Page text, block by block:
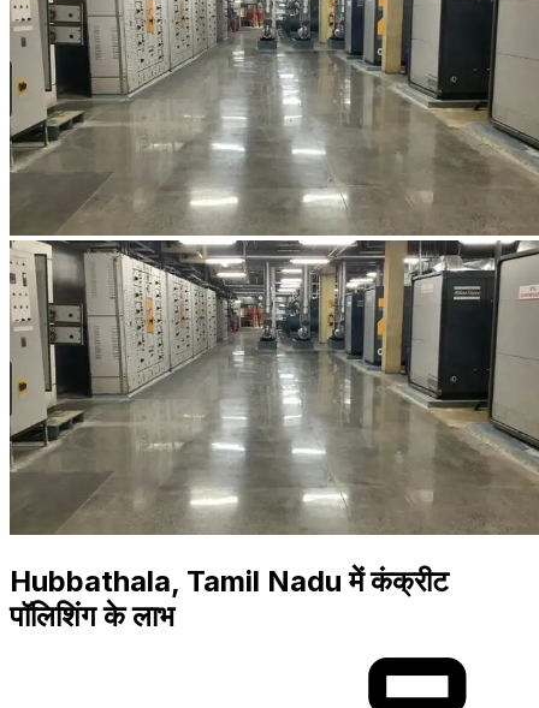
Hubbathala, Tamil Nadu में कंक्रीट
पॉलिशिंग के लाभ